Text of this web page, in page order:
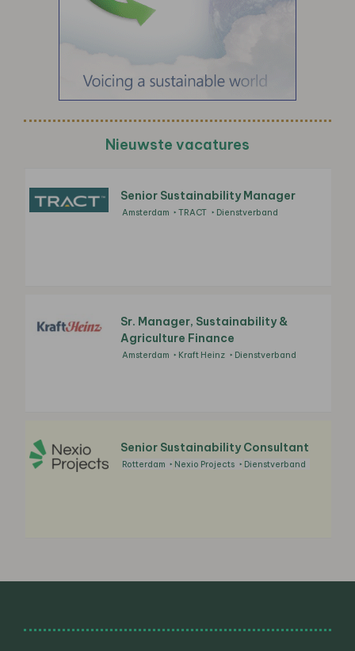
Nieuwste vacatures
Senior Sustainability Manager
Amsterdam TRACT Dienstverband
Sr. Manager, Sustainability &
Agriculture Finance
Amsterdam Kraft Heinz Dienstverband
Senior Sustainability Consultant
Rotterdam Nexio Projects Dienstverband